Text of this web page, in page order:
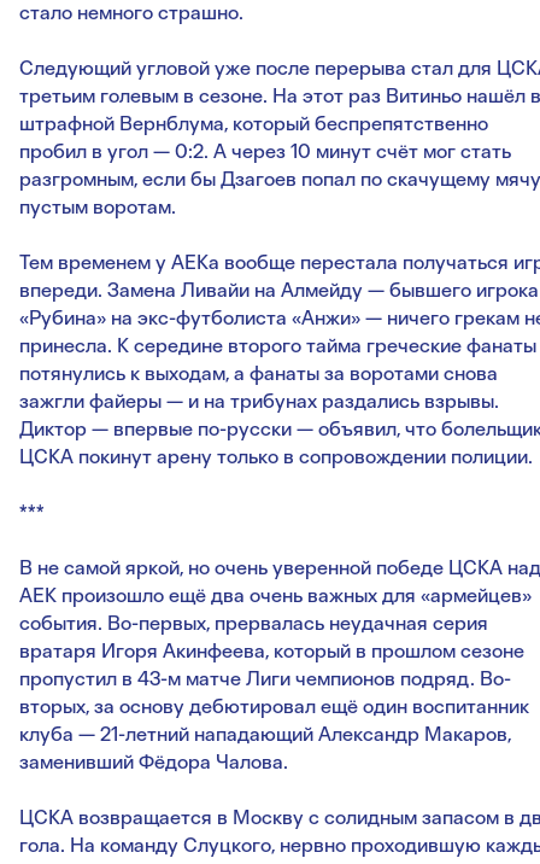
стало немного страшно.
Следующий угловой уже после перерыва стал для
третьим голевым в сезоне. На этот раз Витиньо нашёл в
штрафной Вернблума, который беспрепятственно
пробил в угол — 0:2. А через 10 минут счёт мог стать
разгромным, если бы Дзагоев попал по скачущему
пустым воротам.
Тем временем у АЕКа вообще перестала получаться
впереди. Замена Ливайи на Алмейду — бывшего игрока
«Рубина» на экс-футболиста «Анжи» — ничего грекам
принесла. К середине второго тайма греческие фанаты
потянулись к выходам, а фанаты за воротами снова
зажгли файеры — и на трибунах раздались взрывы.
Диктор — впервые по-русски — объявил, что
ЦСКА покинут арену только в сопровождении полиции.
***
В не самой яркой, но очень уверенной победе ЦСКА над
АЕК произошло ещё два очень важных для «армейцев»
события. Во-первых, прервалась неудачная серия
вратаря Игоря Акинфеева, который в прошлом сезоне
пропустил в 43-м матче Лиги чемпионов подряд. Во-
вторых, за основу дебютировал ещё один воспитанник
клуба — 21-летний нападающий Александр Макаров,
заменивший Фёдора Чалова.
ЦСКА возвращается в Москву с солидным запасом в
гола. На команду Слуцкого, нервно проходившую